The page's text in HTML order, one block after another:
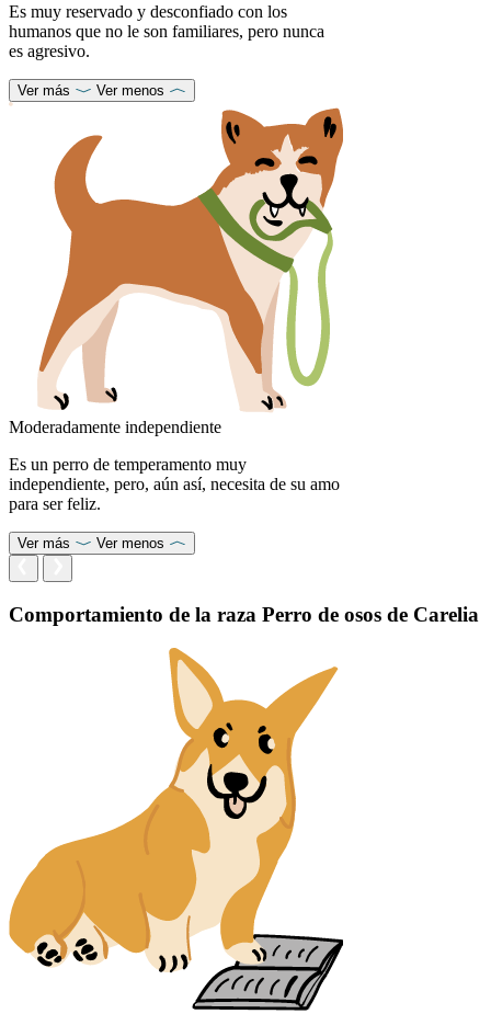
Es muy reservado y desconfiado con los
humanos que no le son familiares, pero nunca
es agresivo.
Ver más Ver menos
Moderadamente independiente
Es un perro de temperamento muy
independiente, pero, aún así, necesita de su amo
para ser feliz.
Ver más Ver menos
Comportamiento de la raza Perro de osos de Carelia